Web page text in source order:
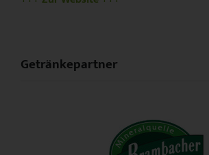
Getränkepartner